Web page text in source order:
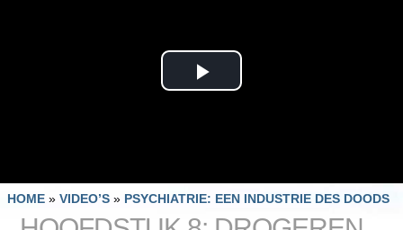
Play
HOME » VIDEO’S » PSYCHIATRIE: EEN INDUSTRIE DES DOODS